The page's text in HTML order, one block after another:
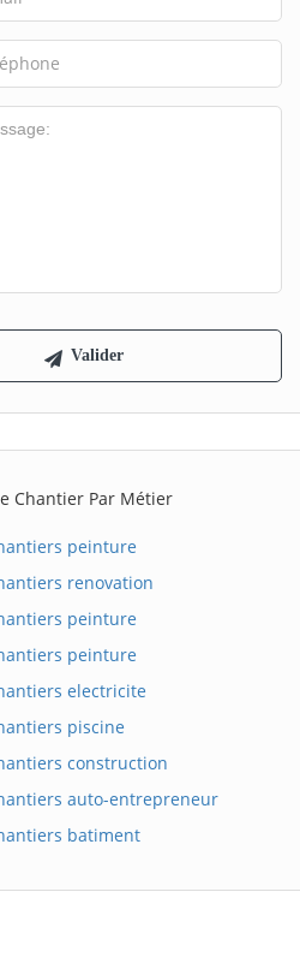
Chantier Par Métier
peinture
renovation
peinture
peinture
electricite
piscine
construction
auto-entrepreneur
batiment